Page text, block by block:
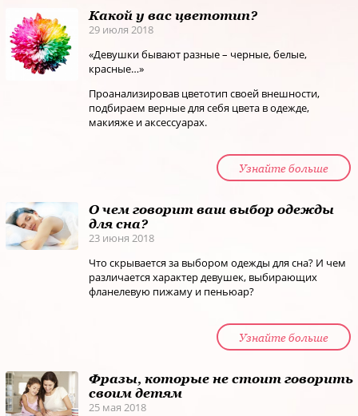
Какой у вас цветотип?
29 июля 2018
«Девушки бывают разные – черные, белые,
красные…»
Проанализировав цветотип своей внешности,
подбираем верные для себя цвета в одежде,
макияже и аксессуарах.
Узнайте больше
О чем говорит ваш выбор одежды
для сна?
23 июня 2018
Что скрывается за выбором одежды для сна? И чем
различается характер девушек, выбирающих
фланелевую пижаму и пеньюар?
Узнайте больше
Фразы, которые не стоит говорить
своим детям
25 мая 2018